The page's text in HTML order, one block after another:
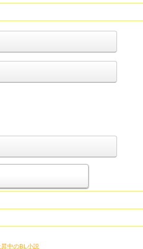
昇中のBL小説